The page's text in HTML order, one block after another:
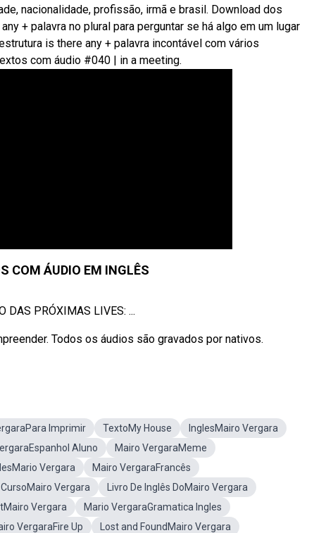
nacionalidade, profissão, irmã e brasil. Download dos
+ palavra no plural para perguntar se há algo em um lugar
is there any + palavra incontável com vários
com áudio #040 | in a meeting.
COM ÁUDIO EM INGLÊS
DAS PRÓXIMAS LIVES: ...
Todos os áudios são gravados por nativos.
Imprimir TextoMy House
InglesMairo Vergara
Aluno
Mairo VergaraMeme
Vergara
Mairo VergaraFrancês
CursoMairo Vergara
Livro De Inglês DoMairo Vergara
Vergara
Mario VergaraGramatica Ingles
VergaraFire Up
Lost and FoundMairo Vergara